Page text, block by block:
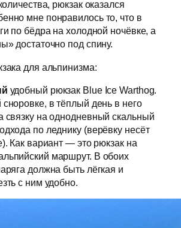
рюкзак оказался
мне понравилось то, что в
по бёдра на холодной ночёвке, а
достаточно под спину.
для альпинизма:
удобный рюкзак Blue Ice Warthog.
в тёплый день в него
связку на однодневный скальный
по леднику (верёвку несёт
Как вариант — это рюкзак на
маршрут. В обоих
должна быть лёгкая и
с ним удобно.